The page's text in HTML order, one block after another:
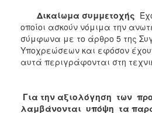
Δικαίωμα συμμετοχής
οποίοι ασκούν νόμιμα την
σύμφωνα με το άρθρο 5 της
Υποχρεώσεων και εφόσον
αυτά περιγράφονται στη
Για την αξιολόγηση των
λαμβάνονται υπόψη τα